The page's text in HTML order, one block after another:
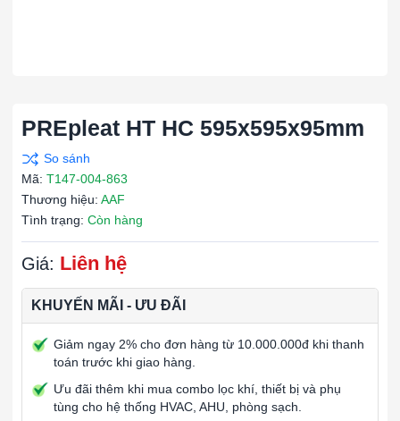
PREpleat HT HC 595x595x95mm
Mã: T147-004-863
Thương hiệu: AAF
Tình trạng: Còn hàng
Giá: Liên hệ
KHUYẾN MÃI - ƯU ĐÃI
Giảm ngay 2% cho đơn hàng từ 10.000.000đ khi thanh
toán trước khi giao hàng.
Ưu đãi thêm khi mua combo lọc khí, thiết bị và phụ
tùng cho hệ thống HVAC, AHU, phòng sạch.